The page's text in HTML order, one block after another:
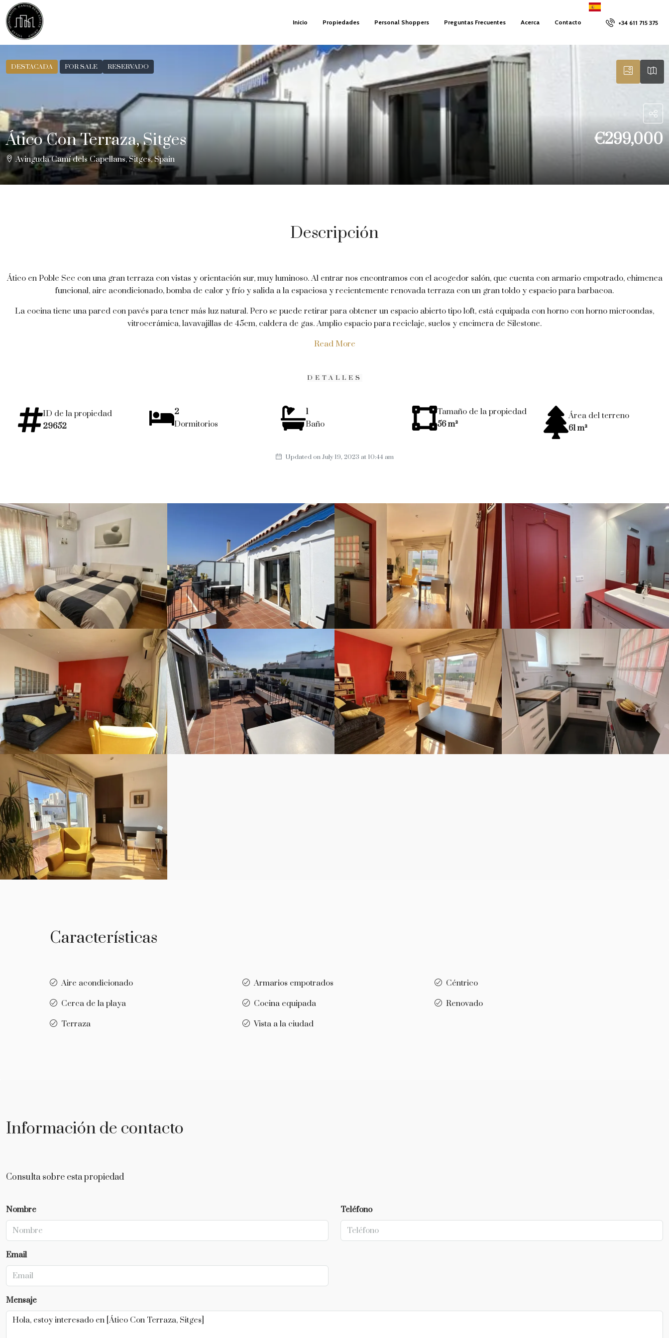
Inicio Propiedades Personal Shoppers Preguntas Frecuentes Acerca Contacto +34 611 715 375
DESTACADA FOR SALE RESERVADO
Ático Con Terraza, Sitges
Avinguda Camí dels Capellans, Sitges, Spain
€299,000
Descripción
Ático en Poble Sec con una gran terraza con vistas y orientación sur, muy luminoso. Al entrar nos encontramos con el acogedor salón, que cuenta con armario empotrado, chimenea
funcional, aire acondicionado, bomba de calor y frío y salida a la espaciosa y recientemente renovada terraza con un gran toldo y espacio para barbacoa.
La cocina tiene una pared con pavés para tener más luz natural. Pero se puede retirar para obtener un espacio abierto tipo loft, está equipada con horno con horno microondas,
vitrocerámica, lavavajillas de 45cm, caldera de gas. Amplio espacio para reciclaje, suelos y encimera de Silestone.
Read More
DETALLES
ID de la propiedad
29652
2
Dormitorios
1
Baño
Tamaño de la propiedad
56 m²
Área del terreno
61 m²
Updated on July 19, 2023 at 10:44 am
Características
Aire acondicionado Armarios empotrados Céntrico
Cerca de la playa Cocina equipada Renovado
Terraza Vista a la ciudad
Información de contacto
Consulta sobre esta propiedad
Nombre Teléfono
Email
Mensaje